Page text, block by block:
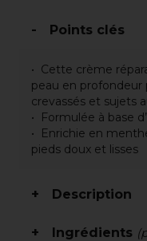
Points clés
Cette crème
peau en profondeur
crevassés et sujets
Formulée à base
Enrichie en
pieds doux et lisses
Description
Ingrédients